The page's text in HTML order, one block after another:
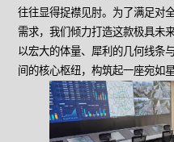
往往显得捉襟见肘。为了满足对
需求，我们倾力打造这款极具未
以宏大的体量、犀利的几何线条
间的核心枢纽，构筑起一座宛如